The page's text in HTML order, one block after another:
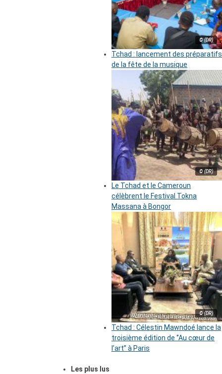
© (DR)
Tchad : lancement des préparatifs
de la fête de la musique
© (DR)
Le Tchad et le Cameroun
célèbrent le Festival Tokna
Massana à Bongor
© (DR)
Tchad : Célestin Mawndoé lance la
troisième édition de ‘’Au cœur de
l’art’’ à Paris
Les plus lus